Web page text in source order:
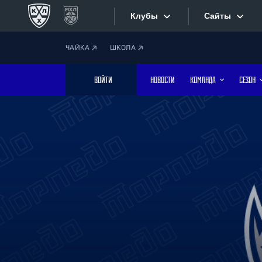
Клубы
Дивизион Боброва
Лада
Сайты
Фотобанк
ЧАЙКА ШКОЛА
ВОЙТИ НОВОСТИ КОМАНДА СЕЗОН